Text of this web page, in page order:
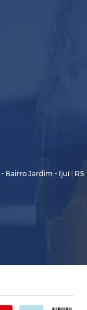
Bairro Jardim - Ijuí | RS